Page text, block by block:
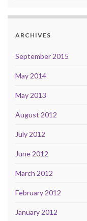
ARCHIVES
September 2015
May 2014
May 2013
August 2012
July 2012
June 2012
March 2012
February 2012
January 2012